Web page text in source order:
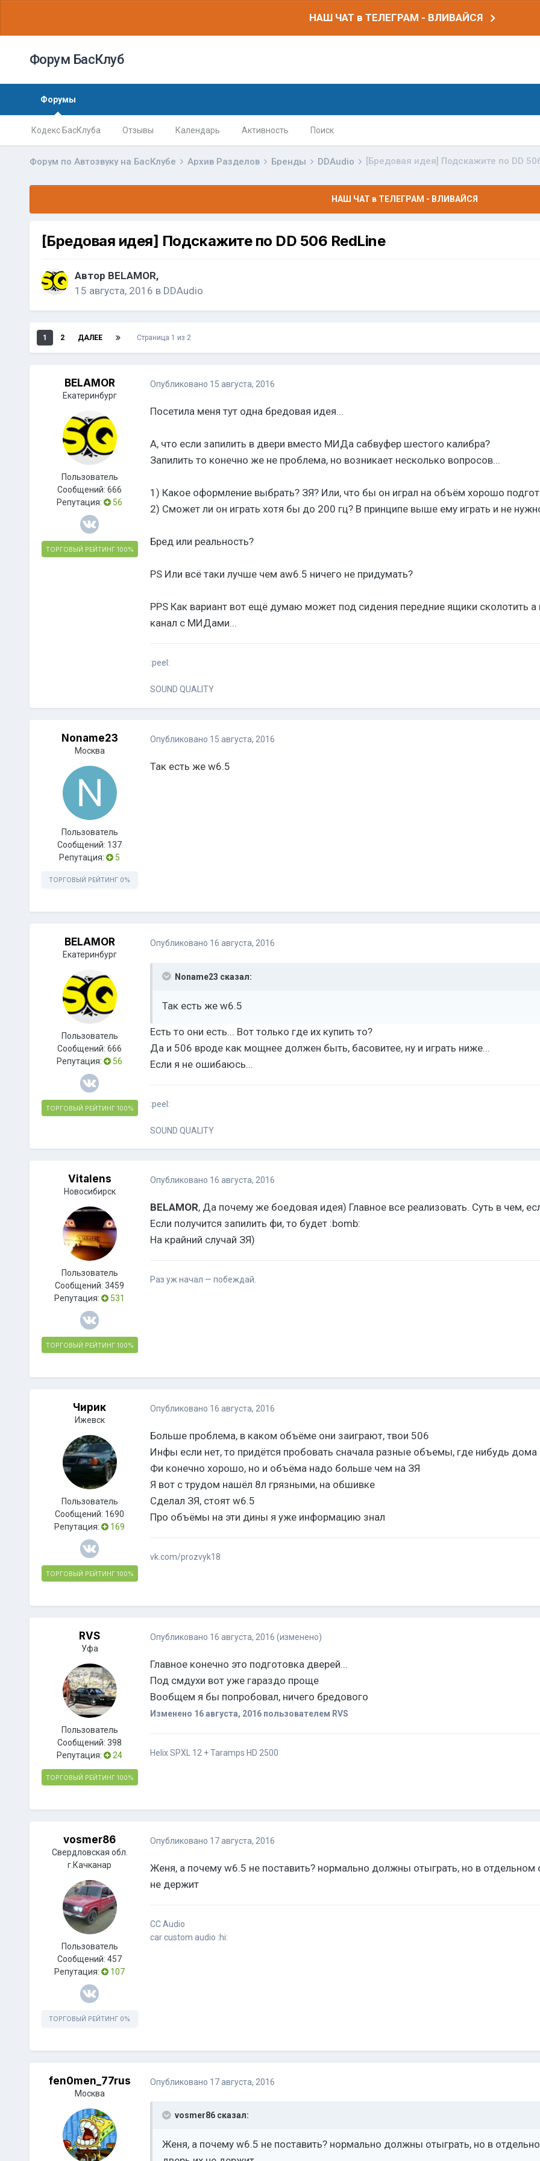
НАШ ЧАТ в ТЕЛЕГРАМ - ВЛИВАЙСЯ
Форум БасКлуб
Форумы
Кодекс БасКлуба Отзывы Календарь Активность Поиск
Форум по Автозвуку на БасКлубе Архив Разделов Бренды DDAudio [Бредовая идея] Подскажите по DD
НАШ ЧАТ в ТЕЛЕГРАМ - ВЛИВАЙСЯ
[Бредовая идея] Подскажите по DD 506 RedLine
Автор BELAMOR,
15 августа, 2016 в DDAudio
1 2 ДАЛЕЕ Страница 1 из 2
BELAMOR
Екатеринбург
Пользователь
Сообщений:666
Репутация:
56
ТОРГОВЫЙ РЕЙТИНГ 100%
Опубликовано 15 августа, 2016
Посетила меня тут одна бредовая идея...
А, что если запилить в двери вместо МИДа сабвуфер шестого калибра?
Запилить то конечно же не проблема, но возникает несколько вопросов...
1) Какое оформление выбрать? ЗЯ? Или, что бы он играл на объём хорошо
2) Сможет ли он играть хотя бы до 200 гц? В принципе выше ему играть и не
Бред или реальность?
PS Или всё таки лучше чем aw6.5 ничего не придумать?
PPS Как вариант вот ещё думаю может под сидения передние ящики сколотить а
канал с МИДами...
:peel:
SOUND QUALITY
Noname23
Москва
Пользователь
Сообщений: 137
Репутация:
5
ТОРГОВЫЙ РЕЙТИНГ 0%
Опубликовано 15 августа, 2016
Так есть же w6.5
BELAMOR
Екатеринбург
Пользователь
Сообщений:666
Репутация:
56
ТОРГОВЫЙ РЕЙТИНГ 100%
Опубликовано 16 августа, 2016
Noname23 сказал:
Так есть же w6.5
Есть то они есть... Вот только где их купить то?
Да и 506 вроде как мощнее должен быть, басовитее, ну и играть ниже...
Если я не ошибаюсь...
:peel:
SOUND QUALITY
Vitalens
Новосибирск
Пользователь
Сообщений:3459
Репутация:
531
ТОРГОВЫЙ РЕЙТИНГ 100%
Опубликовано 16 августа, 2016
BELAMOR, Да почему же боедовая идея) Главное все реализовать. Суть в чем,
Если получится запилить фи, то будет :bomb:
На крайний случай ЗЯ)
Раз уж начал — побеждай.
Чирик
Ижевск
Пользователь
Сообщений: 1690
Репутация:
169
ТОРГОВЫЙ РЕЙТИНГ 100%
Опубликовано 16 августа, 2016
Больше проблема, в каком объёме они заиграют, твои 506
Инфы если нет, то придётся пробовать сначала разные объемы, где нибудь
Фи конечно хорошо, но и объёма надо больше чем на ЗЯ
Я вот с трудом нашёл 8л грязными, на обшивке
Сделал ЗЯ, стоят w6.5
Про объёмы на эти дины я уже информацию знал
vk.com/prozvyk18
RVS
Уфа
Пользователь
Сообщений:398
Репутация:
24
ТОРГОВЫЙ РЕЙТИНГ 100%
Опубликовано 16 августа, 2016 (изменено)
Главное конечно это подготовка дверей...
Под смдухи вот уже гараздо проще
Вообщем я бы попробовал, ничего бредового
Изменено 16 августа, 2016пользователем RVS
Helix SPXL 12 + Taramps HD 2500
vosmer86
Свердловская обл.
г.Качканар
Пользователь
Сообщений:457
Репутация:
107
ТОРГОВЫЙ РЕЙТИНГ 0%
Опубликовано 17 августа, 2016
Женя, а почему w6.5 не поставить? нормально должны отыграть, но в
не держит
CC Audio
car custom audio :hi:
fen0men_77rus
Москва
Опубликовано 17 августа, 2016
vosmer86 сказал:
Женя, а почему w6.5 не поставить? нормально должны отыграть, но в